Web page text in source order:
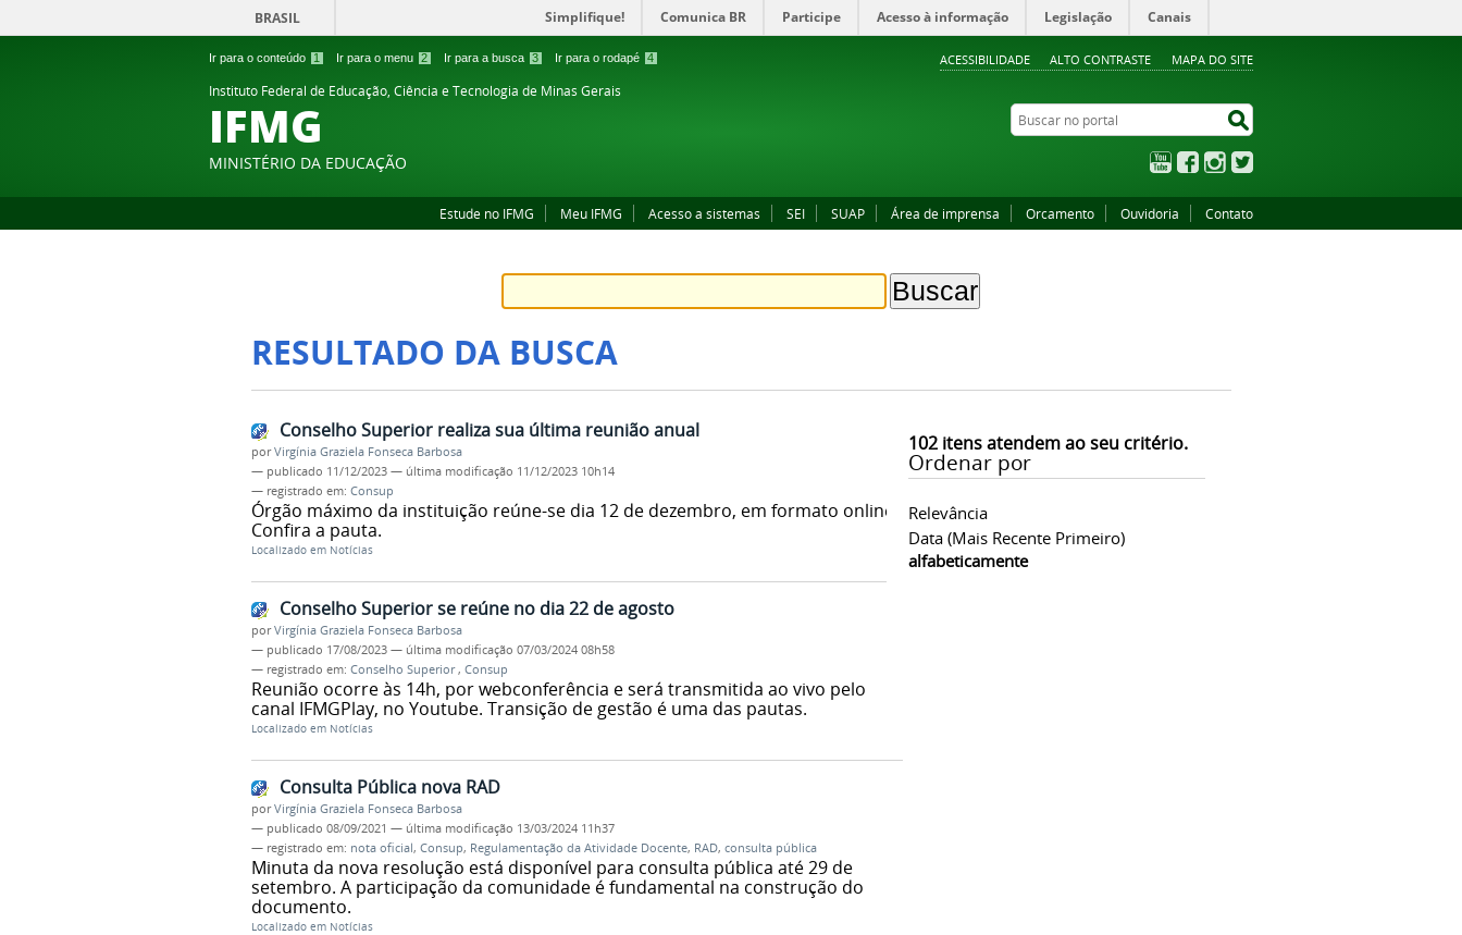
Ir para o conteúdo 1 Ir para o menu 2 Ir para a busca 3 Ir para o rodapé 4 ACESSIBILIDADE ALTO CONTRASTE MAPA DO SITE
BRASIL Simplifique! Comunica BR Participe Acesso à informação Legislação Canais
Instituto Federal de Educação, Ciência e Tecnologia de Minas Gerais
IFMG
MINISTÉRIO DA EDUCAÇÃO
Buscar no portal
YouTubeFacebookInstagram
Estude no IFMG Meu IFMG Acesso a sistemas SEI SUAP Área de imprensa Orcamento Ouvidoria Contato
RESULTADO DA BUSCA
102itens atendem ao seu critério.
Ordenar por
Relevância
Data (mais Recente Primeiro)
alfabeticamente
Conselho Superior realiza sua última reunião anual
porVirgínia Graziela Fonseca Barbosa
— publicado 11/12/2023 — última modificação 11/12/2023 10h14
— registrado em: Consup
Órgão máximo da instituição reúne-se dia 12 de dezembro, em formato online.
Confira a pauta.
Localizado em Notícias
Conselho Superior se reúne no dia 22 de agosto
porVirgínia Graziela Fonseca Barbosa
— publicado 17/08/2023 — última modificação 07/03/2024 08h58
— registrado em: Conselho Superior, Consup
Reunião ocorre às 14h, por webconferência e será transmitida ao vivo pelo
canal IFMGPlay, no Youtube. Transição de gestão é uma das pautas.
Localizado em Notícias
Consulta Pública nova RAD
porVirgínia Graziela Fonseca Barbosa
— publicado 08/09/2021 — última modificação 13/03/2024 11h37
— registrado em: nota oficial, Consup, Regulamentação da Atividade Docente, RAD, consulta pública
Minuta da nova resolução está disponível para consulta pública até 29 de
setembro. A participação da comunidade é fundamental na construção do
documento.
Localizado em Notícias